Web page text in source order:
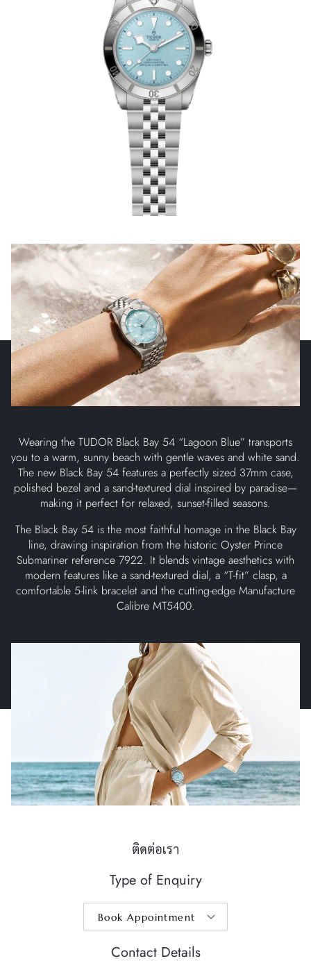
Wearing the TUDOR Black Bay 54 “Lagoon Blue” transports
you to a warm, sunny beach with gentle waves and white sand.
The new Black Bay 54 features a perfectly sized 37mm case,
polished bezel and a sand-textured dial inspired by paradise—
making it perfect for relaxed, sunset-filled seasons.
The Black Bay 54 is the most faithful homage in the Black Bay
line, drawing inspiration from the historic Oyster Prince
Submariner reference 7922. It blends vintage aesthetics with
modern features like a sand-textured dial, a “T-fit” clasp, a
comfortable 5-link bracelet and the cutting-edge Manufacture
Calibre MT5400.
ติดต่อเรา
Type of Enquiry
Contact Details